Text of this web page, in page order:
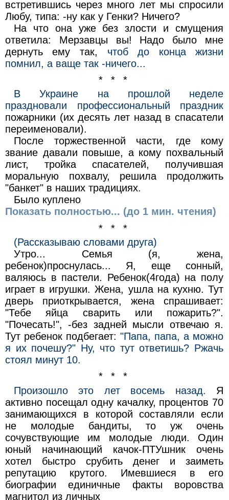
встретившись через много лет мы спросили
Любу, типа: -ну как у Генки? Ничего?
На что она уже без злости и смущения
ответила: Мерзавцы вы! Надо было мне
дернуть ему так, чтоб до конца жизни
помнил, а ваще так -ничего...
* * *
В Украине на прошлой неделе
праздновали профессиональный праздник
пожарники (их десять лет назад в спасатели
переименовали).
После торжественной части, где кому
звание давали повыше, а кому похвальный
лист, тройка спасателей, получившая
моральную похвалу, решила продолжить
"банкет" в наших традициях.
Было куплено
Показать полностью... (до 1 мин. чтения)
* * *
(Рассказываю словами друга)
Утро... Семья (я, жена,
ребенок)проснулась... Я, еще сонный,
валяюсь в пастели. Ребенок(4года) на полу
играет в игрушки. Жена, ушла на кухню. Тут
дверь приоткрывается, жена спрашивает:
"Тебе яйца сварить или пожарить?".
"Почесать!", -без задней мысли отвечаю я.
Тут ребенок подбегает: "Папа, папа, а можно
я их почешу?" Ну, что тут ответишь? Ржачь
стоял минут 10.
* * *
Произошло это лет восемь назад. Я
активно посещал одну качалку, процентов 70
занимающихся в которой составляли если
не молодые бандиты, то уж очень
сочувствующие им молодые люди. Один
юный начинающий качок-ПТУшник очень
хотел быстро срубить денег и заиметь
репутацию крутого. Имевшиеся в его
биографии единичные факты воровства
магнитол из личных